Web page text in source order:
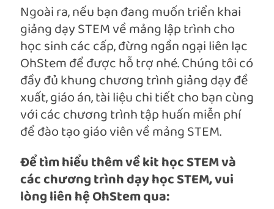
Ngoài ra, nếu bạn đang muốn triển khai
giảng dạy STEM về mảng lập trình cho
học sinh các cấp, đừng ngần ngại liên lạc
OhStem để được hỗ trợ nhé. Chúng tôi có
đầy đủ khung chương trình giảng dạy đề
xuất, giáo án, tài liệu chi tiết cho bạn cùng
với các chương trình tập huấn miễn phí
để đào tạo giáo viên về mảng STEM.
Để tìm hiểu thêm về kit học STEM và
các chương trình dạy học STEM, vui
lòng liên hệ OhStem qua: